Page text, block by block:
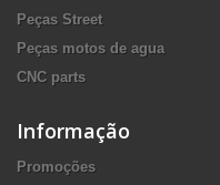
Peças Street
Peças motos de agua
CNC parts
Informação
Promoções